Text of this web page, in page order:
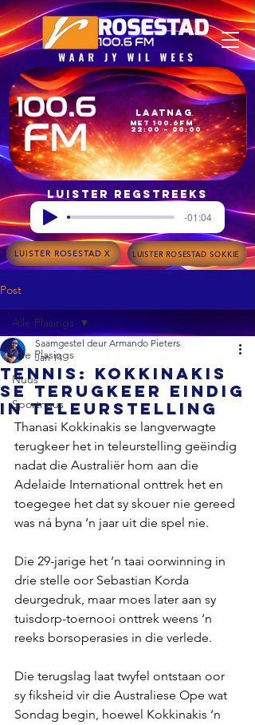
22:00 – 00:00
met 100.6FM
Laatnag
Luister regstreeks
-01:04
LUISTER ROSESTAD X LUISTER ROSESTAD SOKKIE
Post
Alle Plasings
Nuus
Sportnuus
Alle Plasings
TENNIS: Kokkinakis
se terugkeer eindig
in teleurstelling
Saamgestel deur Armando Pieters
Jan 14
Thanasi Kokkinakis se langverwagte
terugkeer het in teleurstelling geëindig
nadat die Australiër hom aan die
Adelaide International onttrek het en
toegegee het dat sy skouer nie gereed
was ná byna ‘n jaar uit die spel nie.
Die 29-jarige het ‘n taai oorwinning in
drie stelle oor Sebastian Korda
deurgedruk, maar moes later aan sy
tuisdorp-toernooi onttrek weens ‘n
reeks borsoperasies in die verlede.
Die terugslag laat twyfel ontstaan ​​oor
sy fiksheid vir die Australiese Ope wat
Sondag begin, hoewel Kokkinakis ‘n